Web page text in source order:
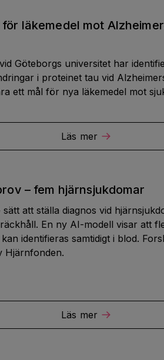
läkemedel mot
Göteborgs universitet har
i proteinet tau vid
ett mål för nya läkemedel mot
Läs mer
– fem hjärnsjukdomar
sätt att ställa diagnos vid
En ny AI-modell visar att
identifieras samtidigt i blod.
Hjärnfonden.
Läs mer